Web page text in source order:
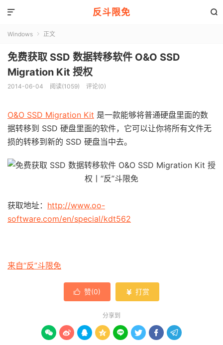
反斗限免 

Windows  正文
免费获取 SSD 数据转移软件 O&O SSD
Migration Kit 授权
2014-06-04 阅读(1059) 评论(0)
O&O SSD Migration Kit 是一款能够将普通硬盘里面的数
据转移到 SSD 硬盘里面的软件，它可以让你将所有文件无
损的转移到新的 SSD 硬盘当中去。
获取地址： http://www.oo-
software.com/en/special/kdt562
来自“反”斗限免
 赞(0)  打赏
分享到
       